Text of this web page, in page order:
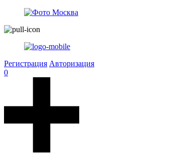
Регистрация Авторизация
0